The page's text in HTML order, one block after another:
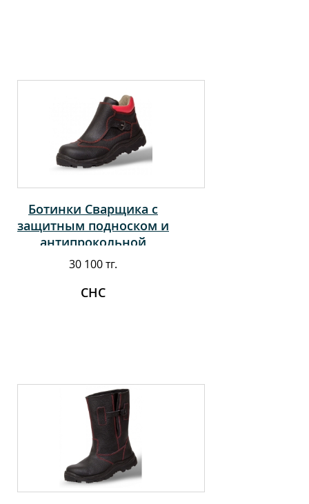
Ботинки Сварщика с
защитным подноском и
антипрокольной
стелькой
30 100 тг.
СНС